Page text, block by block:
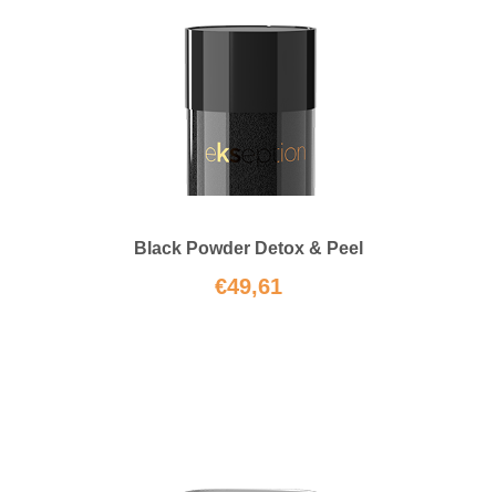
Black Powder Detox & Peel
€49,61